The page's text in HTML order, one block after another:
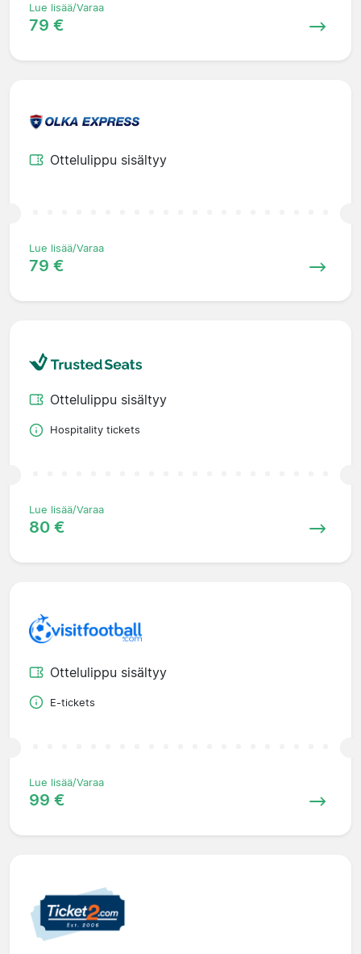
Lue lisää/Varaa
79 €
Ottelulippu sisältyy
Lue lisää/Varaa
79 €
Ottelulippu sisältyy
Hospitality tickets
Lue lisää/Varaa
80 €
Ottelulippu sisältyy
E-tickets
Lue lisää/Varaa
99 €